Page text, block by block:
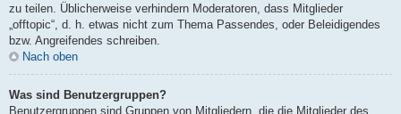
zu teilen. Üblicherweise verhindern Moderatoren, dass Mitglieder
„offtopic“, d. h. etwas nicht zum Thema Passendes, oder Beleidigendes
bzw. Angreifendes schreiben.
Nach oben
Was sind Benutzergruppen?
Benutzergruppen sind Gruppen von Mitgliedern, die die Mitglieder des